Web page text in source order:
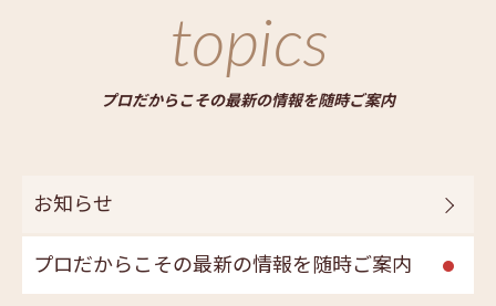
topics
プロだからこその最新の情報を随時ご案内
お知らせ
プロだからこその最新の情報を随時ご案内